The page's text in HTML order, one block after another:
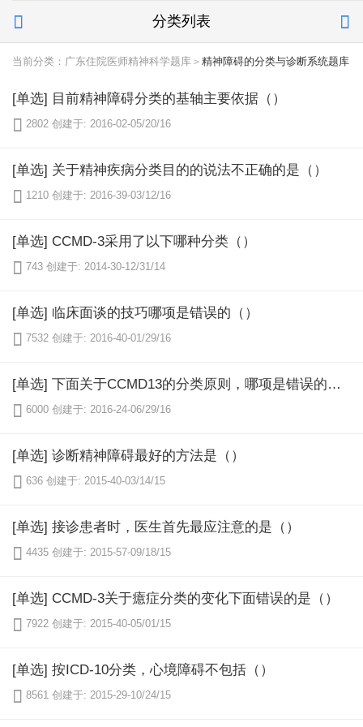
 分类列表 
当前分类：广东住院医师精神科学题库＞ 精神障碍的分类与诊断系统题库
[单选] 目前精神障碍分类的基轴主要依据（）
 2802 创建于: 2016-02-05/20/16
[单选] 关于精神疾病分类目的的说法不正确的是（）
 1210 创建于: 2016-39-03/12/16
[单选] CCMD-3采用了以下哪种分类（）
 743 创建于: 2014-30-12/31/14
[单选] 临床面谈的技巧哪项是错误的（）
 7532 创建于: 2016-40-01/29/16
[单选] 下面关于CCMD13的分类原则，哪项是错误的（）
 6000 创建于: 2016-24-06/29/16
[单选] 诊断精神障碍最好的方法是（）
 636 创建于: 2015-40-03/14/15
[单选] 接诊患者时，医生首先最应注意的是（）
 4435 创建于: 2015-57-09/18/15
[单选] CCMD-3关于癔症分类的变化下面错误的是（）
 7922 创建于: 2015-40-05/01/15
[单选] 按ICD-10分类，心境障碍不包括（）
 8561 创建于: 2015-29-10/24/15